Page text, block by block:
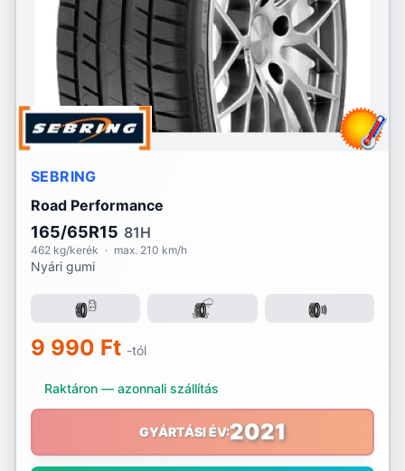
SEBRING
Road Performance
165/65R15 81H
462 kg/kerék · max. 210 km/h
Nyári gumi
9 990 Ft -tól
Raktáron — azonnali szállítás
GYÁRTÁSI ÉV:2021